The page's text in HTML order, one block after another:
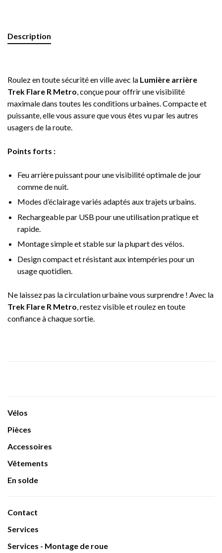
Description
Roulez en toute sécurité en ville avec la Lumière arrière
Trek Flare R Metro, conçue pour offrir une visibilité
maximale dans toutes les conditions urbaines. Compacte et
puissante, elle vous assure que vous êtes vu par les autres
usagers de la route.
Points forts :
Feu arrière puissant pour une visibilité optimale de jour
comme de nuit.
Modes d’éclairage variés adaptés aux trajets urbains.
Rechargeable par USB pour une utilisation pratique et
rapide.
Montage simple et stable sur la plupart des vélos.
Design compact et résistant aux intempéries pour un
usage quotidien.
Ne laissez pas la circulation urbaine vous surprendre ! Avec la
Trek Flare R Metro , restez visible et roulez en toute
confiance à chaque sortie.
Vélos
Pièces
Accessoires
Vêtements
En solde
Contact
Services
Services - Montage de roue